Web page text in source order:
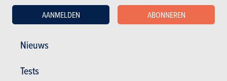
Nieuws
Tests
AANMELDEN ABONNEREN
Probleem electronica
Probleem remmen